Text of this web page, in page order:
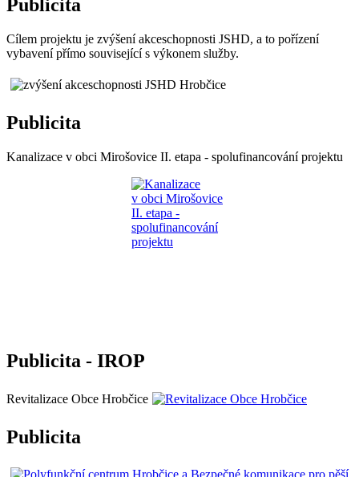
Publicita
Cílem projektu je zvýšení akceschopnosti JSHD, a to pořízení
vybavení přímo související s výkonem služby.
Publicita
Kanalizace v obci Mirošovice II. etapa - spolufinancování projektu
Publicita - IROP
Revitalizace Obce Hrobčice
Publicita